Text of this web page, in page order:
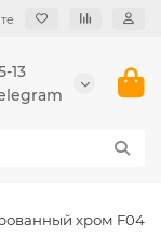
13
хром F04